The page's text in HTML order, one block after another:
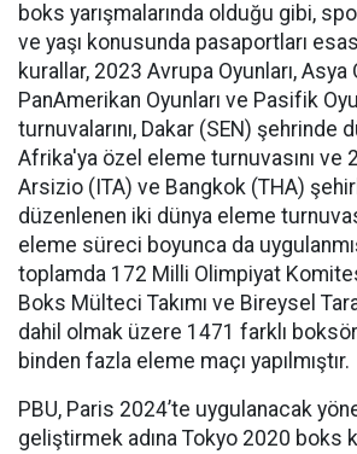
boks yarışmalarında olduğu gibi,
ve yaşı konusunda pasaportları
kurallar, 2023 Avrupa Oyunları, Asya
PanAmerikan Oyunları ve Pasifik
turnuvalarını, Dakar (SEN) şehrinde
Afrika'ya özel eleme turnuvasını ve
Arsizio (ITA) ve Bangkok (THA)
düzenlenen iki dünya eleme
eleme süreci boyunca da
toplamda 172 Milli Olimpiyat
Boks Mülteci Takımı ve Bireysel
dahil olmak üzere 1471 farklı
binden fazla eleme maçı yapılmıştır.
PBU, Paris 2024’te uygulanacak
geliştirmek adına Tokyo 2020 boks